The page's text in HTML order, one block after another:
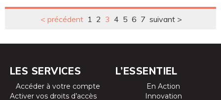
< précédent 1 2 3 4 5 6 7 suivant >
LES SERVICES
Accéder à votre compte
Activer vos droits d’accès
L’ESSENTIEL
En Action
Innovation